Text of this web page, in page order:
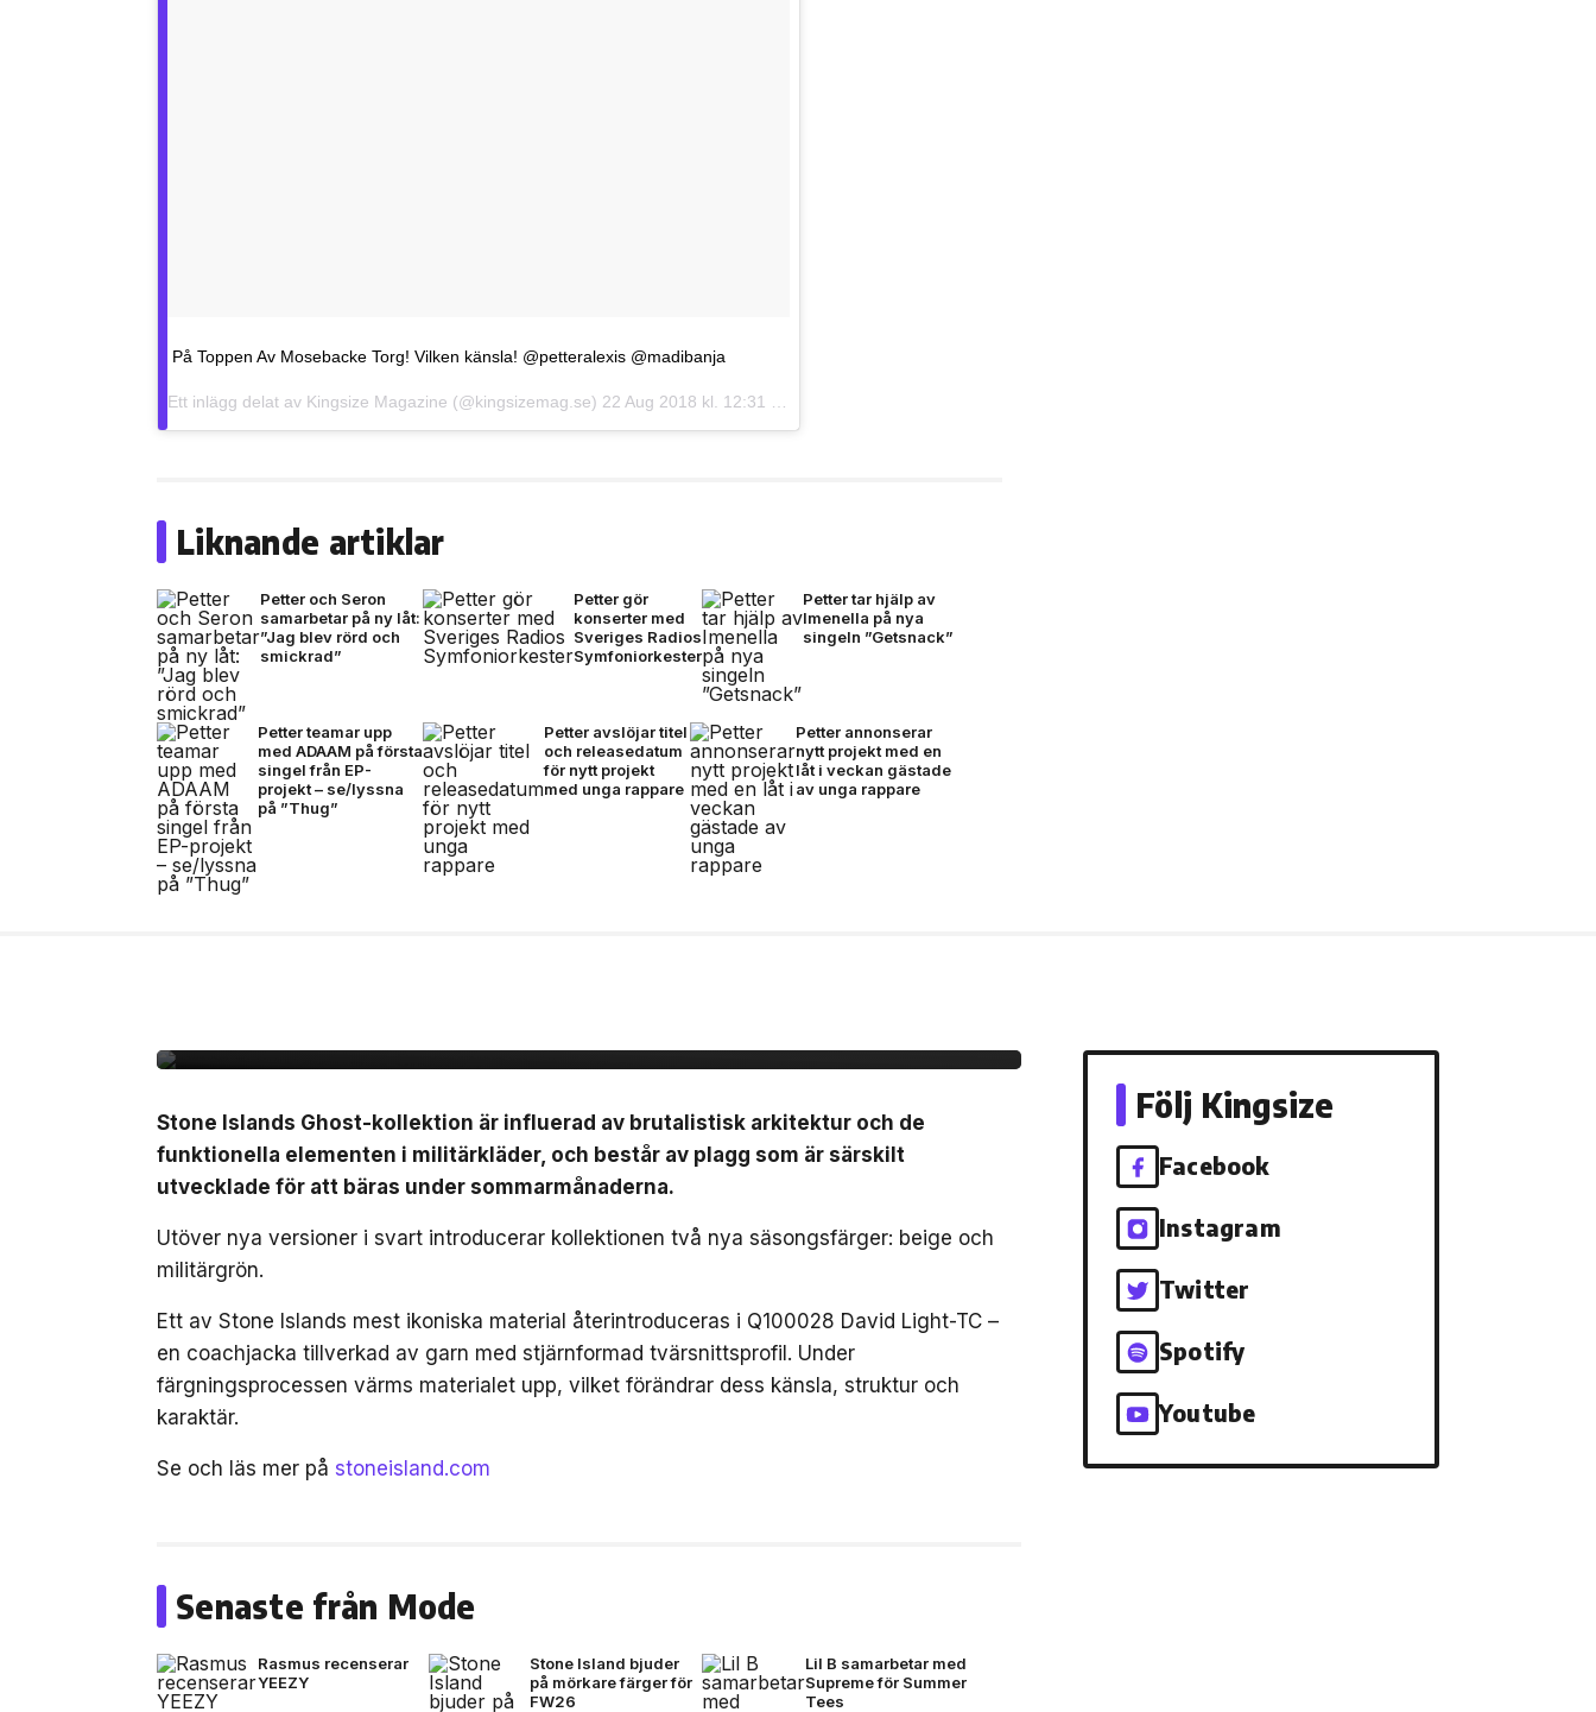
På Toppen Av Mosebacke Torg! Vilken känsla! @petteralexis @madibanja
Ett inlägg delat av Kingsize Magazine (@kingsizemag.se) 22 Aug 2018 kl. 12:31 PDT
Liknande artiklar
Petter och Seron
samarbetar på ny låt:
”Jag blev rörd och
smickrad”
Petter gör
konserter med
Sveriges Radios
Symfoniorkester
Petter tar hjälp av
Imenella på nya
singeln ”Getsnack”
Petter teamar upp
med ADAAM på första
singel från EP-
projekt – se/lyssna
på ”Thug”
Petter avslöjar titel
och releasedatum
för nytt projekt
med unga rappare
Petter annonserar
nytt projekt med en
låt i veckan gästade
av unga rappare
Stone Islands Ghost-kollektion är influerad av brutalistisk arkitektur och de
funktionella elementen i militärkläder, och består av plagg som är särskilt
utvecklade för att bäras under sommarmånaderna.
Utöver nya versioner i svart introducerar kollektionen två nya säsongsfärger: beige och
militärgrön.
Ett av Stone Islands mest ikoniska material återintroduceras i Q100028 David Light-TC –
en coachjacka tillverkad av garn med stjärnformad tvärsnittsprofil. Under
färgningsprocessen värms materialet upp, vilket förändrar dess känsla, struktur och
karaktär.
Se och läs mer på stoneisland.com
Senaste från Mode
Rasmus recenserar
YEEZY
Stone Island bjuder
på mörkare färger för
FW26
Lil B samarbetar med
Supreme för Summer
Tees
Följ Kingsize
Facebook
Instagram
Twitter
Spotify
Youtube